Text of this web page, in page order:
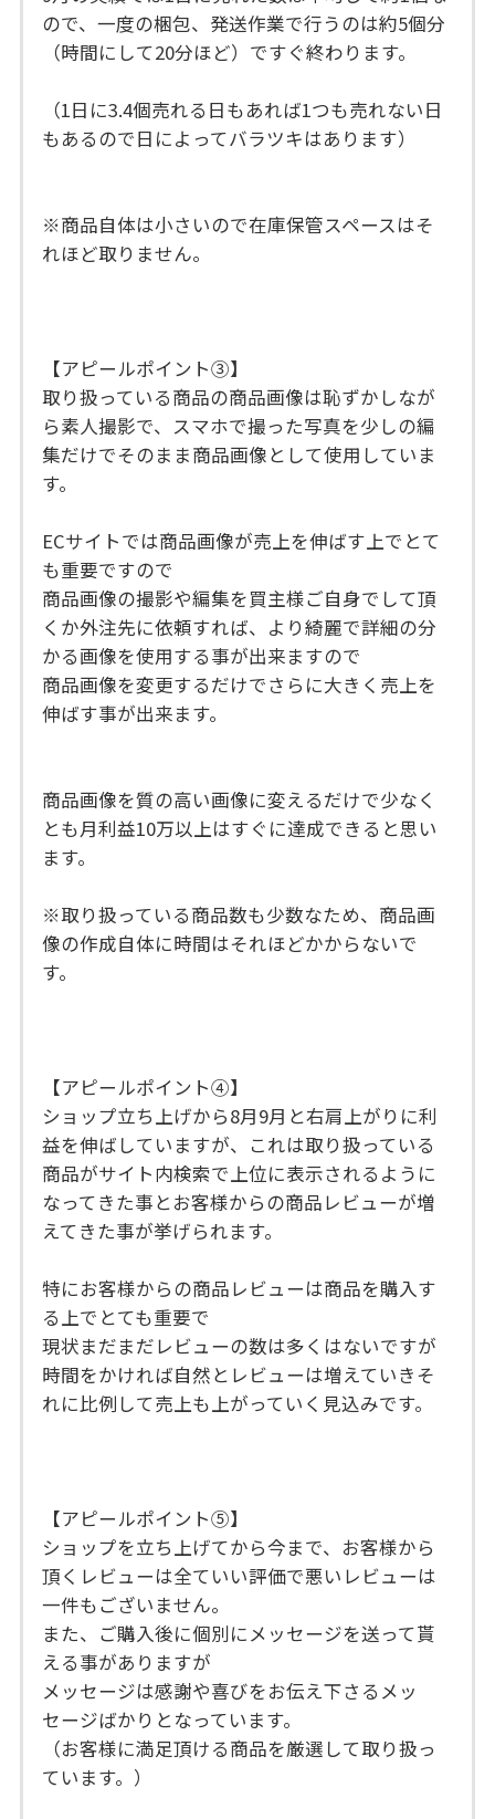
ので、一度の梱包、発送作業で行うのは約5個分
（時間にして20分ほど）ですぐ終わります。
（1日に3.4個売れる日もあれば1つも売れない日
もあるので日によってバラツキはあります）
※商品自体は小さいので在庫保管スペースはそ
れほど取りません。
【アピールポイント③】
取り扱っている商品の商品画像は恥ずかしなが
ら素人撮影で、スマホで撮った写真を少しの編
集だけでそのまま商品画像として使用していま
す。
ECサイトでは商品画像が売上を伸ばす上でとて
も重要ですので
商品画像の撮影や編集を買主様ご自身でして頂
くか外注先に依頼すれば、より綺麗で詳細の分
かる画像を使用する事が出来ますので
商品画像を変更するだけでさらに大きく売上を
伸ばす事が出来ます。
商品画像を質の高い画像に変えるだけで少なく
とも月利益10万以上はすぐに達成できると思い
ます。
※取り扱っている商品数も少数なため、商品画
像の作成自体に時間はそれほどかからないで
す。
【アピールポイント④】
ショップ立ち上げから8月9月と右肩上がりに利
益を伸ばしていますが、これは取り扱っている
商品がサイト内検索で上位に表示されるように
なってきた事とお客様からの商品レビューが増
えてきた事が挙げられます。
特にお客様からの商品レビューは商品を購入す
る上でとても重要で
現状まだまだレビューの数は多くはないですが
時間をかければ自然とレビューは増えていきそ
れに比例して売上も上がっていく見込みです。
【アピールポイント⑤】
ショップを立ち上げてから今まで、お客様から
頂くレビューは全ていい評価で悪いレビューは
一件もございません。
また、ご購入後に個別にメッセージを送って貰
える事がありますが
メッセージは感謝や喜びをお伝え下さるメッ
セージばかりとなっています。
（お客様に満足頂ける商品を厳選して取り扱っ
ています。）